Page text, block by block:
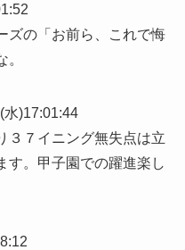
ズの「お前ら、これで悔
水)17:01:44
３７イニング無失点は立
す。甲子園での躍進楽し